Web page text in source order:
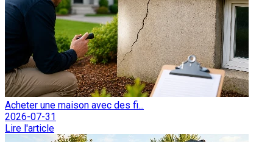
Acheter une maison avec des fi...
2026-07-31
Lire l'article